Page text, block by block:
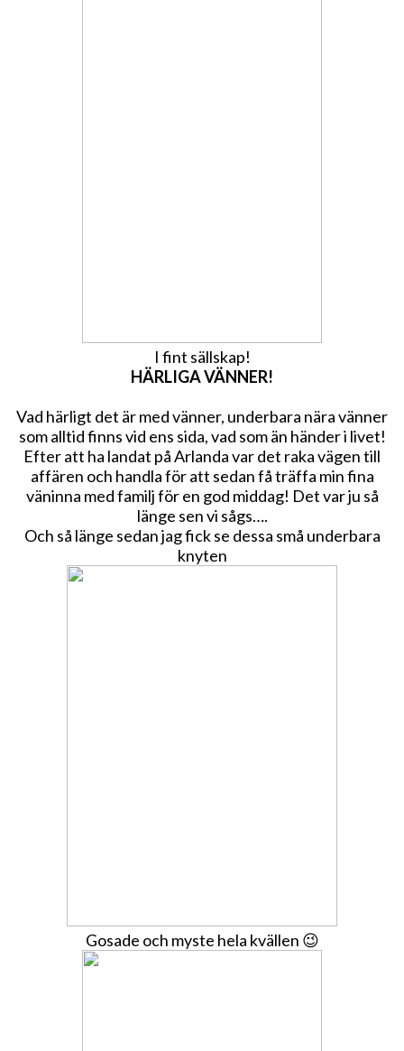
I fint sällskap!
HÄRLIGA VÄNNER!
Vad härligt det är med vänner, underbara nära vänner
som alltid finns vid ens sida, vad som än händer i livet!
Efter att ha landat på Arlanda var det raka vägen till
affären och handla för att sedan få träffa min fina
väninna med familj för en god middag! Det var ju så
länge sen vi sågs….
Och så länge sedan jag fick se dessa små underbara
knyten
Gosade och myste hela kvällen 😉